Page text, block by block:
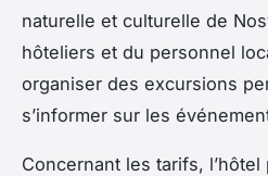
naturelle et culturelle de
hôteliers et du personnel
organiser des excursions
s’informer sur les
Concernant les tarifs,